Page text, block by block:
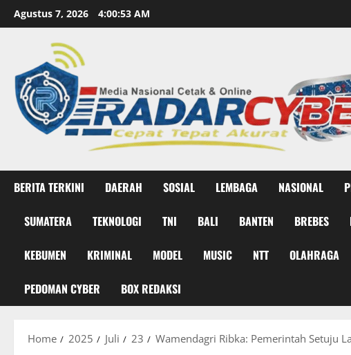
Skip
to
Agustus 7, 2026 4:00:54 AM
BERITA TERKINI DAERAH SOSIAL LEMBAGA NASIONAL
SUMATERA TEKNOLOGI TNI BALI BANTEN BREBES
KEBUMEN KRIMINAL MODEL MUSIC NTT OLAHRAGA
PEDOMAN CYBER BOX REDAKSI
Home 2025 Juli 23 Wamendagri Ribka: Pemerintah Setuju